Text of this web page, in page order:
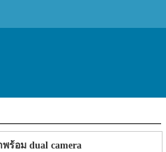
ร้อม dual camera